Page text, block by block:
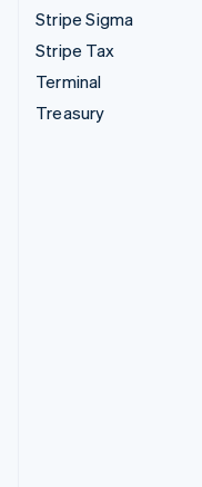
Stripe Sigma
Stripe Tax
Terminal
Treasury